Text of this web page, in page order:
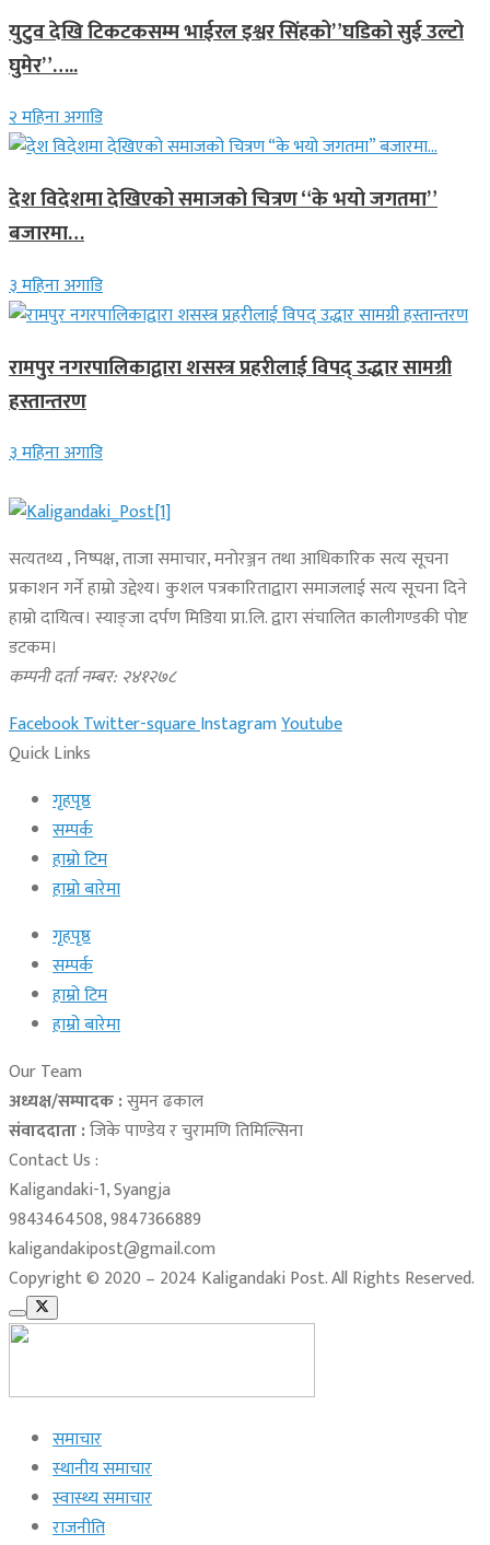
युटुव देखि टिकटकसम्म भाईरल इश्वर सिंहको”घडिको सुई उल्टो
घुमेर”…..
२ महिना अगाडि
देश विदेशमा देखिएको समाजको चित्रण “के भयो जगतमा”
बजारमा…
३ महिना अगाडि
रामपुर नगरपालिकाद्वारा शसस्त्र प्रहरीलाई विपद् उद्धार सामग्री
हस्तान्तरण
३ महिना अगाडि
सत्यतथ्य , निष्पक्ष, ताजा समाचार, मनोरञ्जन तथा आधिकारिक सत्य सूचना
प्रकाशन गर्ने हाम्रो उद्देश्य। कुशल पत्रकारिताद्वारा समाजलाई सत्य सूचना दिने
हाम्रो दायित्व। स्याङ्जा दर्पण मिडिया प्रा.लि. द्वारा संचालित कालीगण्डकी पोष्ट
डटकम।
कम्पनी दर्ता नम्बर: २४१२७८
FacebookTwitter-squareInstagramYoutube
Quick Links
गृहपृष्ठ
सम्पर्क
हाम्रो टिम
हाम्रो बारेमा
गृहपृष्ठ
सम्पर्क
हाम्रो टिम
हाम्रो बारेमा
Our Team
अध्यक्ष/सम्पादक :सुमन ढकाल
संवाददाता :जिके पाण्डेय र चुरामणि तिमिल्सिना
Contact Us :
Kaligandaki-1, Syangja
9843464508, 9847366889
kaligandakipost@gmail.com
Copyright © 2020 – 2024 Kaligandaki Post. All Rights Reserved.
समाचार
स्थानीय समाचार
स्वास्थ्य समाचार
राजनीति